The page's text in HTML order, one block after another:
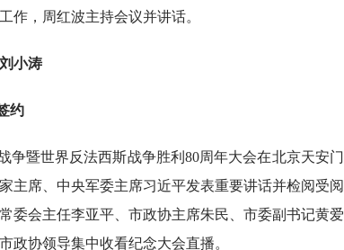
作，周红波主持会议并讲话。
小涛
约
争暨世界反法西斯战争胜利80周年大会在北京天安门
主席、中央军委主席习近平发表重要讲话并检阅受阅
委会主任李亚平、市政协主席朱民、市委副书记黄爱
政协领导集中收看纪念大会直播。